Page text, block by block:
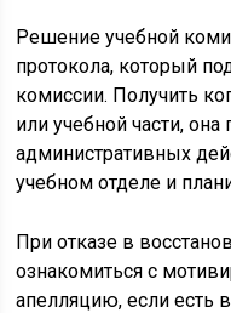
Решение учебной
протокола, который
комиссии. Получить
или учебной части,
административных
учебном отделе и
При отказе в
ознакомиться с
апелляцию, если есть